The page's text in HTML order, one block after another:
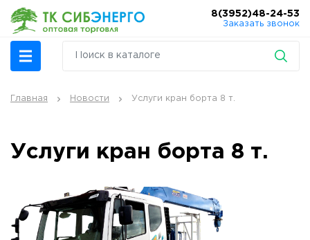
8(3952)48-24-53
Заказать звонок
Главная Новости Услуги кран борта 8 т.
Услуги кран борта 8 т.